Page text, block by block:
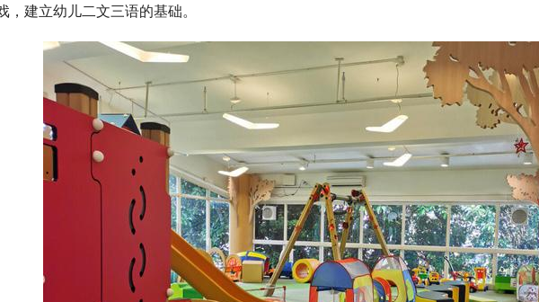
，建立幼儿二文三语的基础。